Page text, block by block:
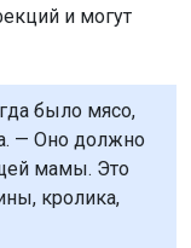
и могут
было мясо,
— Оно должно
мамы. Это
кролика,